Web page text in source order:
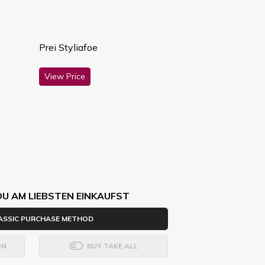
Prei Styliafoe
View Price
AM LIEBSTEN EINKAUFST
PURCHASE METHOD
BUY TAKE ALL